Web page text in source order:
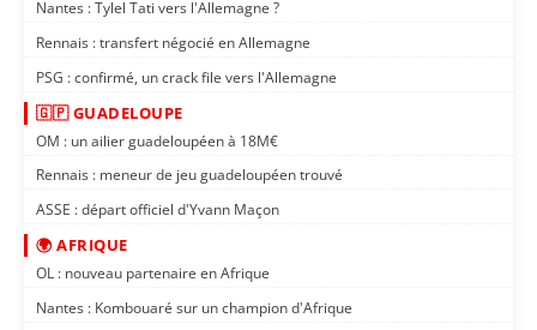
Nantes : Tylel Tati vers l'Allemagne ?
Rennais : transfert négocié en Allemagne
PSG : confirmé, un crack file vers l'Allemagne
🇬🇵 GUADELOUPE
OM : un ailier guadeloupéen à 18M€
Rennais : meneur de jeu guadeloupéen trouvé
ASSE : départ officiel d'Yvann Maçon
🌍 AFRIQUE
OL : nouveau partenaire en Afrique
Nantes : Kombouaré sur un champion d'Afrique